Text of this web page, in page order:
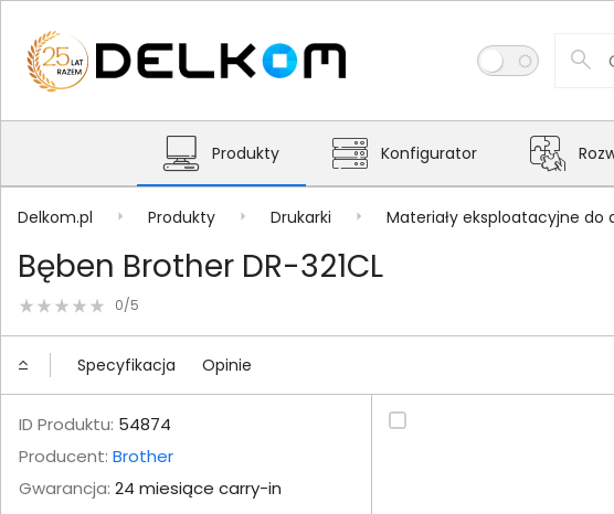
Produkty Konfigurator
Delkom.pl Produkty Drukarki Materiały eksploatacyjne do
Bęben Brother DR-321CL
0/5
Specyfikacja Opinie
ID Produktu: 54874
Producent: Brother
Gwarancja: 24 miesiące carry-in